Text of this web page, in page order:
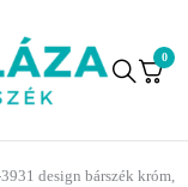
0
design bárszék króm,